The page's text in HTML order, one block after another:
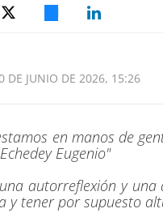
DE JUNIO DE 2026, 15:26
en manos de
Eugenio"
autorreflexión y
y tener por supuesto